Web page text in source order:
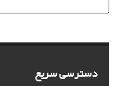
دسترسی سریع